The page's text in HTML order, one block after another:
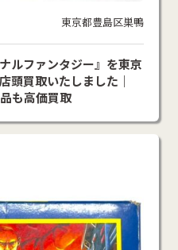
東京都豊島区巣鴨
ルファンタジー』を東京
頭買取いたしました｜
も高価買取